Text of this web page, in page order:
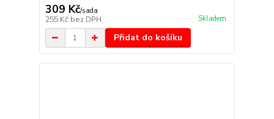
309 Kč/sada
255 Kč bez DPH Skladem
Přidat do košíku